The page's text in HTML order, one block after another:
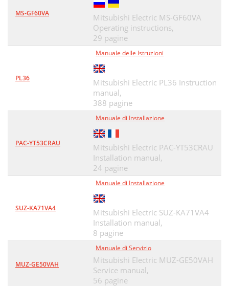
MS-GF60VA
Mitsubishi Electric MS-GF60VA
Operating instructions,
29 pagine
PL36
Manuale delle Istruzioni
Mitsubishi Electric PL36 Instruction
manual,
388 pagine
PAC-YT53CRAU
Manuale di Installazione
Mitsubishi Electric PAC-YT53CRAU
Installation manual,
24 pagine
SUZ-KA71VA4
Manuale di Installazione
Mitsubishi Electric SUZ-KA71VA4
Installation manual,
8 pagine
MUZ-GE50VAH
Manuale di Servizio
Mitsubishi Electric MUZ-GE50VAH
Service manual,
56 pagine